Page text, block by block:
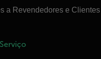
a Revendedores e Clientes